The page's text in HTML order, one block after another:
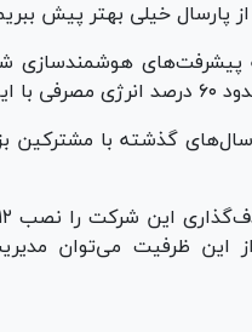
پارسال خیلی بهتر پیش
گذشته با مشترکین
استفاده از این ظرفیت